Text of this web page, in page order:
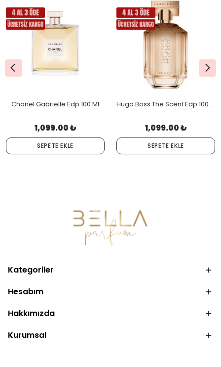
Chanel Gabrielle Edp 100 Ml
1,099.00 ₺
SEPETE EKLE
Hugo Boss The Scent Edp 100 Ml
1,099.00 ₺
SEPETE EKLE
Kategoriler
Hesabım
Hakkımızda
Kurumsal